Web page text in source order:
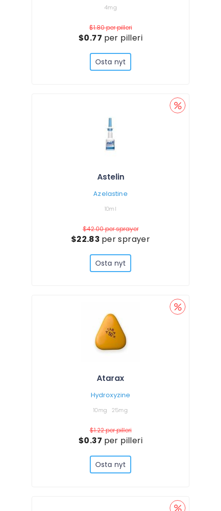
4mg
$1.80per pilleri
$0.77 per pilleri
Osta nyt
Astelin
Azelastine
10ml
$42.00per sprayer
$22.83 per sprayer
Osta nyt
Atarax
Hydroxyzine
10mg 25mg
$1.22per pilleri
$0.37 per pilleri
Osta nyt